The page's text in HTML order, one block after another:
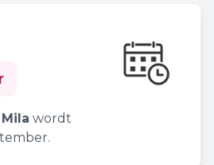
Mila wordt